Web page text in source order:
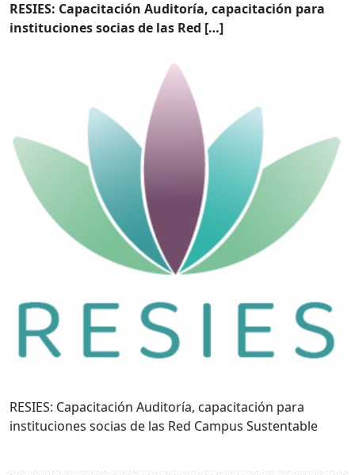
RESIES: Capacitación Auditoría, capacitación para
instituciones socias de las Red […]
RESIES: Capacitación Auditoría, capacitación para
instituciones socias de las Red Campus Sustentable